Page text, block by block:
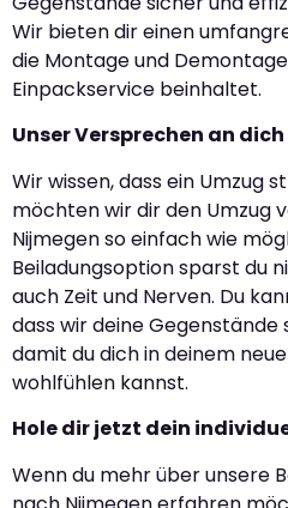
Wir bieten dir einen
die Montage und
Einpackservice beinhaltet.
Unser Versprechen an dich
Wir wissen, dass ein Umzug
möchten wir dir den Umzug
Nijmegen so einfach wie
Beiladungsoption sparst du
auch Zeit und Nerven. Du
dass wir deine Gegenstände
damit du dich in deinem
wohlfühlen kannst.
Hole dir jetzt dein
Wenn du mehr über unsere